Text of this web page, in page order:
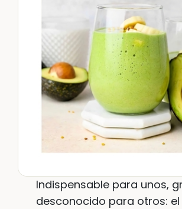
Indispensable para unos,
desconocido para otros: el